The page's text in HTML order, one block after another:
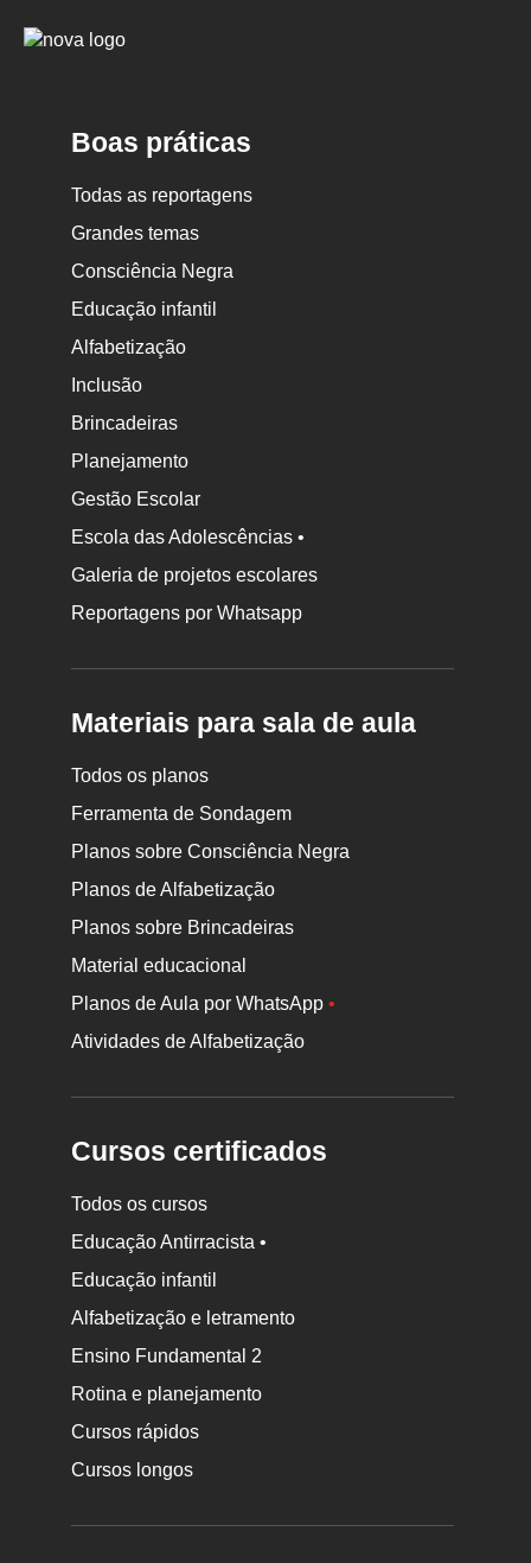
Logo
Boas práticas
Todas as reportagens
Grandes temas
Consciência Negra
Educação infantil
Alfabetização
Inclusão
Brincadeiras
Planejamento
Gestão Escolar
Escola das Adolescências •
Galeria de projetos escolares
Reportagens por Whatsapp
Materiais para sala de aula
Todos os planos
Ferramenta de Sondagem
Planos sobre Consciência Negra
Planos de Alfabetização
Planos sobre Brincadeiras
Material educacional
Planos de Aula por WhatsApp•
Atividades de Alfabetização
Cursos certificados
Todos os cursos
Educação Antirracista •
Educação infantil
Alfabetização e letramento
Ensino Fundamental 2
Rotina e planejamento
Cursos rápidos
Cursos longos